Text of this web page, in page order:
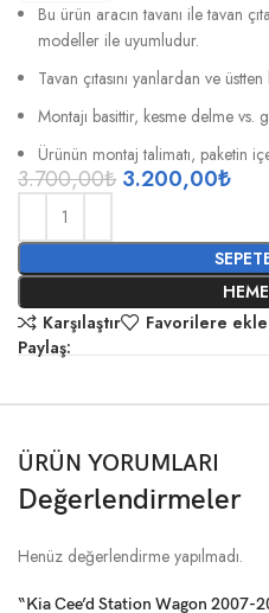
Bu ürün aracın tavanı ile tavan
modeller ile uyumludur.
Tavan çıtasını yanlardan ve
Montajı basittir, kesme delme vs.
Ürünün montaj talimatı, paketin
3.700,00₺ 3.200,00₺
Karşılaştır
Favorilere ekle
Paylaş:
ÜRÜN YORUMLARI
Değerlendirmeler
Henüz değerlendirme yapılmadı.
“Kia Cee’d Station Wagon 2007-